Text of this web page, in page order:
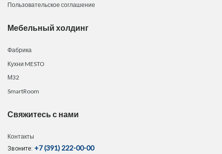
Пользовательское соглашение
Мебельный холдинг
Фабрика
Кухни MESTO
М32
SmartRoom
Свяжитесь с нами
Контакты
Звоните: +7 (391) 222-00-00